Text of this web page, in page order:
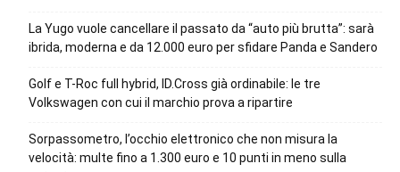
La Yugo vuole cancellare il passato da “auto più brutta”: sarà
ibrida, moderna e da 12.000 euro per sfidare Panda e Sandero
Golf e T-Roc full hybrid, ID.Cross già ordinabile: le tre
Volkswagen con cui il marchio prova a ripartire
Sorpassometro, l’occhio elettronico che non misura la
velocità: multe fino a 1.300 euro e 10 punti in meno sulla